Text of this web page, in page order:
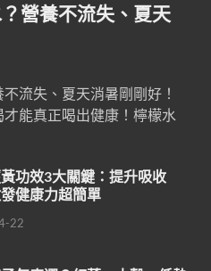
營養不流失、夏天
流失、夏天消暑剛剛好！
能真正喝出健康！檸檬水
功效3大關鍵：提升吸收
健康力超簡單
22